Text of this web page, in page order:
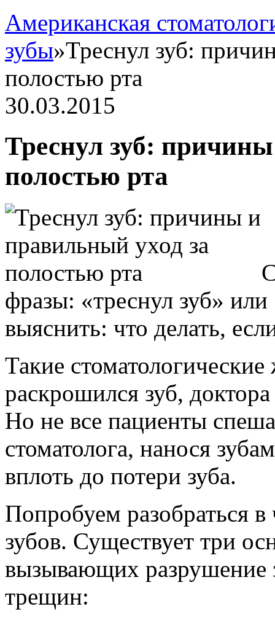
Американская
зубы»Треснул зуб:
полостью рта
30.03.2015
Треснул зуб:
полостью рта
фразы: «треснул зуб»
выяснить: что делать,
Такие
раскрошился зуб,
Но не все пациенты
стоматолога, нанося
вплоть до потери зуба.
Попробуем разобраться
зубов. Существует три
вызывающих разрушение
трещин: